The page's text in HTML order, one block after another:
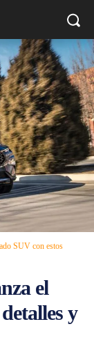
SUV con estos
el
y